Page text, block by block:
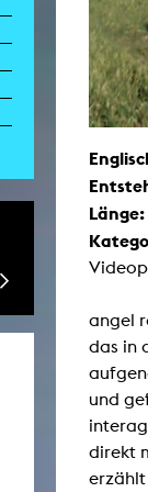
Länge:
angel
das in
und
direkt
erzählt